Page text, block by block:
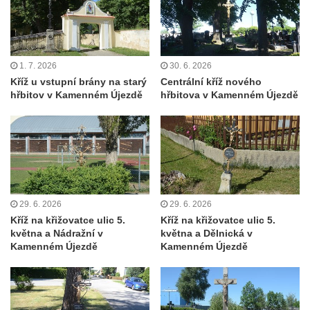
Kříž na Strážném vrchu v Rumburku
Kříž poblíž Ovčího mostu u Tisové
Kříž u kaple svatých Cyrila a Metoděje v
Kříž na zahradě u domu ev. č. 11 v
Kunraticích u Šluknova
Kříž naproti domu čp. 34 v Kunraticích u
Šluknova
Kříž u polní cesty mezi Šluknovem a
Knížecím
Školní kříž u polní cesty nad Lipovou ulicí v
Rychnově u Jablonce nad Nisou
Boží muka Anděl strážce v Kostelní ulici v
Rychnově u Jablonce nad Nisou
Centrální kříž bývalého hřbitova u kostela
1. 7. 2026
Kříž u vstupní brány na starý
hřbitov v Kamenném Újezdě
30. 6. 2026
Centrální kříž nového
hřbitova v Kamenném Újezdě
29. 6. 2026
Kříž na křižovatce ulic 5.
května a Nádražní v
Kamenném Újezdě
29. 6. 2026
Kříž na křižovatce ulic 5.
května a Dělnická v
Kamenném Újezdě